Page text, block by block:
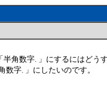
半角数字. 」にするにはどう
数字. 」にしたいのです。